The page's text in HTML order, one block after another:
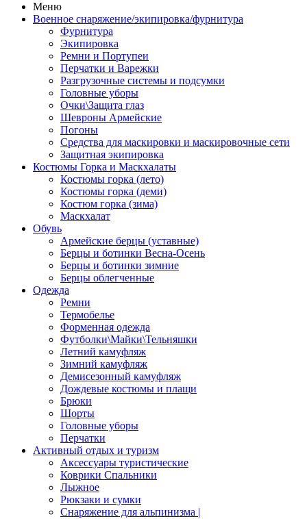
Меню
Военное снаряжение/экипировка/фурнитура
Фурнитура
Экипировка
Ремни и Портупеи
Перчатки и Варежки
Разгрузочные системы и подсумки
Головные уборы
Очки\Защита глаз
Шевроны Армейские
Погоны
Средства для маскировки и маскировочные сети
Защитная экипировка
Костюмы Горка и Маскхалаты
Костюмы горка (лето)
Костюмы горка (деми)
Костюм горка (зима)
Маскхалат
Обувь
Армейские берцы (уставные)
Берцы и ботинки Весна-Осень
Берцы и ботинки зимние
Берцы облегченные
Одежда
Ремни
Термобелье
Форменная одежда
Футболки\Майки\Тельняшки
Летний камуфляж
Зимний камуфляж
Демисезонный камуфляж
Дождевые костюмы и плащи
Брюки
Шорты
Головные уборы
Перчатки
Активный отдых и туризм
Аксессуары туристические
Коврики Спальники
Лыжное
Рюкзаки и сумки
Снаряжение для альпинизма |